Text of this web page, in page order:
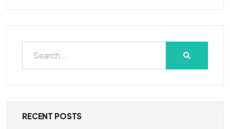
RECENT POSTS